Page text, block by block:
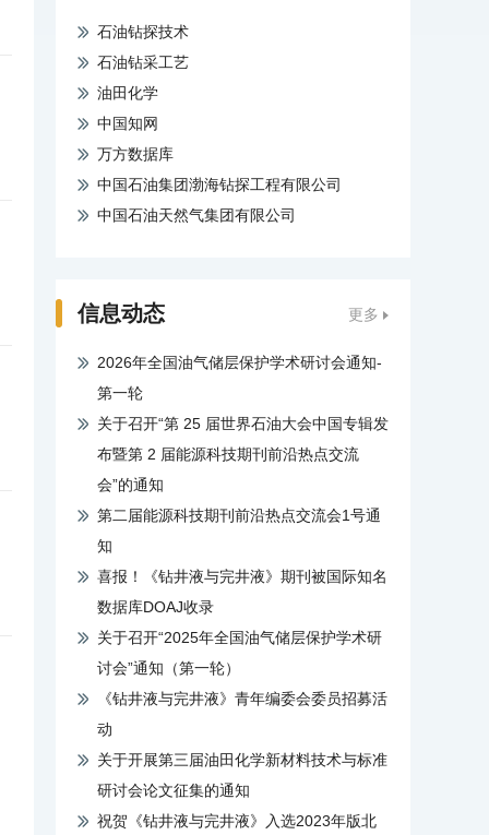
石油钻探技术
石油钻采工艺
油田化学
中国知网
万方数据库
中国石油集团渤海钻探工程有限公司
中国石油天然气集团有限公司
信息动态 更多
2026年全国油气储层保护学术研讨会通知-
第一轮
关于召开“第 25 届世界石油大会中国专辑发
布暨第 2 届能源科技期刊前沿热点交流
会”的通知
第二届能源科技期刊前沿热点交流会1号通
知
喜报！《钻井液与完井液》期刊被国际知名
数据库DOAJ收录
关于召开“2025年全国油气储层保护学术研
讨会”通知（第一轮）
《钻井液与完井液》青年编委会委员招募活
动
关于开展第三届油田化学新材料技术与标准
研讨会论文征集的通知
祝贺《钻井液与完井液》入选2023年版北